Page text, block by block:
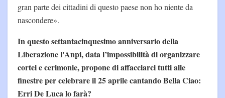
gran parte dei cittadini di questo paese non ho niente da
nascondere».
In questo settantacinquesimo anniversario della
Liberazione l'Anpi, data l’impossibilità di organizzare
cortei e cerimonie, propone di affacciarci tutti alle
finestre per celebrare il 25 aprile cantando Bella Ciao:
Erri De Luca lo farà?